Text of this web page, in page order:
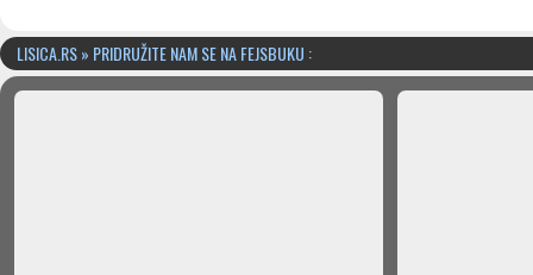
LISICA.RS » PRIDRUŽITE NAM SE NA FEJSBUKU :